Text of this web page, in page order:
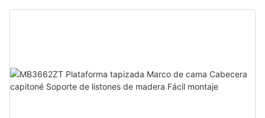
de fábrica - Muebles JLH